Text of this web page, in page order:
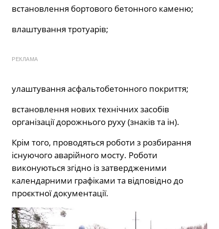
встановлення бортового бетонного каменю;
влаштування тротуарів;
РЕКЛАМА
улаштування асфальтобетонного покриття;
встановлення нових технічних засобів
організації дорожнього руху (знаків та ін).
Крім того, проводяться роботи з розбирання
існуючого аварійного мосту. Роботи
виконуються згідно із затвердженими
календарними графіками та відповідно до
проєктної документації.